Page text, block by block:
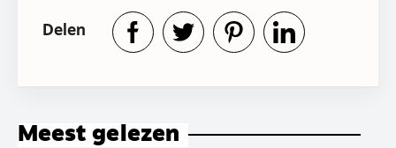
Delen
Meest gelezen